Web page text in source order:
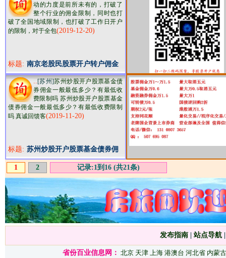
动的力度是前所未有的，打破了
整个行业的佣金限制，同时也打
破了全国地域限制，也打破了工作日开户
的限制，对于全包(2019-12-20)
标题: 南京老股民股票开户转户佣金
低至万一了！包含规费
..[苏州]苏州炒股开户股票基金债
券佣金一般最低多少？有最低收
费限制吗 苏州炒股开户股票基金
债券佣金一般最低多少？有最低收费限制
吗 真诚回馈客(2019-11-20)
标题: 苏州炒股开户股票基金债券佣
金一般最低多少？有最低收费
限制吗
1 2 记录:1到16 (共21条)
发布指南 站点导航
省份百业信息网： 北京 天津 上海 港澳台 河北省 内蒙古